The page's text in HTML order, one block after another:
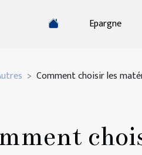
Epargne
Comment choisir les